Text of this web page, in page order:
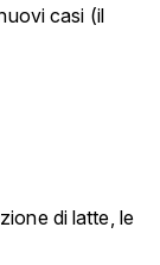
casi (il
di latte, le